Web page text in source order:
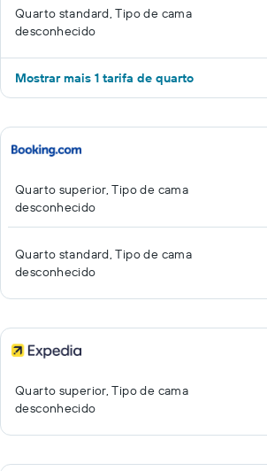
Quarto standard, Tipo de cama
desconhecido
Mostrar mais 1 tarifa de quarto
Quarto superior, Tipo de cama
desconhecido
Quarto standard, Tipo de cama
desconhecido
Quarto superior, Tipo de cama
desconhecido